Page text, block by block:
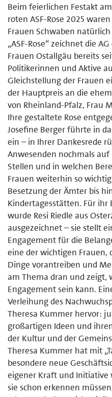
Beim feierlichen Festakt
roten ASF-Rose 2025
Frauen Schwaben
„ASF-Rose“ zeichnet die
Frauen Ostallgäu bereits
Politikerinnen und Aktive
Gleichstellung der Frauen
der Hauptpreis an die
von Rheinland-Pfalz, Frau
Ihre gestaltete Rose
Josefine Berger führte in
ein – in Ihrer Dankesrede
Anwesenden nochmals
Stellen und in welchen
Frauen weiterhin so
Besetzung der Ämter bis
Kindertagesstätten. Für ihr
wurde Resi Riedle aus
ausgezeichnet – sie stellt
Engagement für die
eine der wichtigen
Dinge vorantreiben und
am Thema dran und zeigt,
Engagement sein kann.
Verleihung des
Theresa Kummer hervor:
großartigen Ideen und
der Kultur und der
Theresa Kummer hat mit
besondere neue
eigener Kraft und Initiative
sie schon erkennen